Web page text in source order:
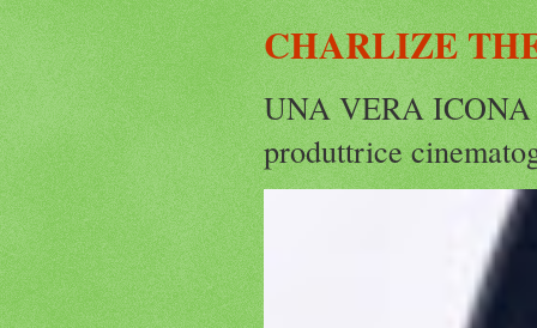
CHARLIZE
UNA VERA ICONA
produttrice